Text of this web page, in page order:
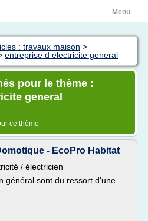
Menu
: travaux maison >
entreprise d electricite general
pour le thème :
general
ce thème
- EcoPro Habitat
/ électricien
général sont du ressort d'une